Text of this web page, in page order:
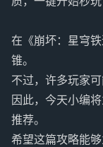
在《崩坏：星穹
锥。
不过，许多玩家
因此，今天小编
推荐。
希望这篇攻略能